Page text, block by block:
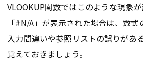
VLOOKUP関数ではこのような現象が
「#N/A」が表示された場合は、数
入力間違いや参照リストの誤りがあ
覚えておきましょう。